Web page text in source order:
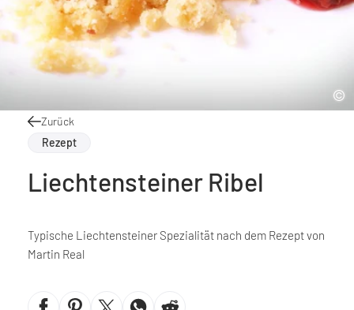
Zurück
Rezept
Liechtensteiner Ribel
Typische Liechtensteiner Spezialität nach dem Rezept von
Martin Real